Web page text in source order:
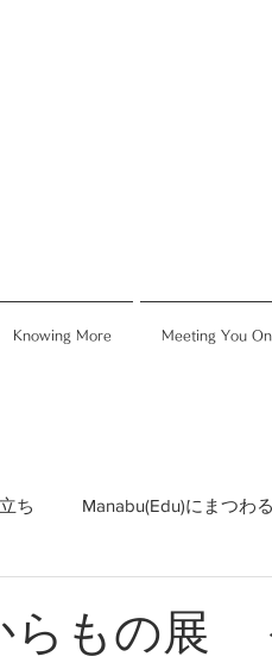
Knowing More Meeting You
ち Manabu(Edu)にまつわる
2020
らもの展